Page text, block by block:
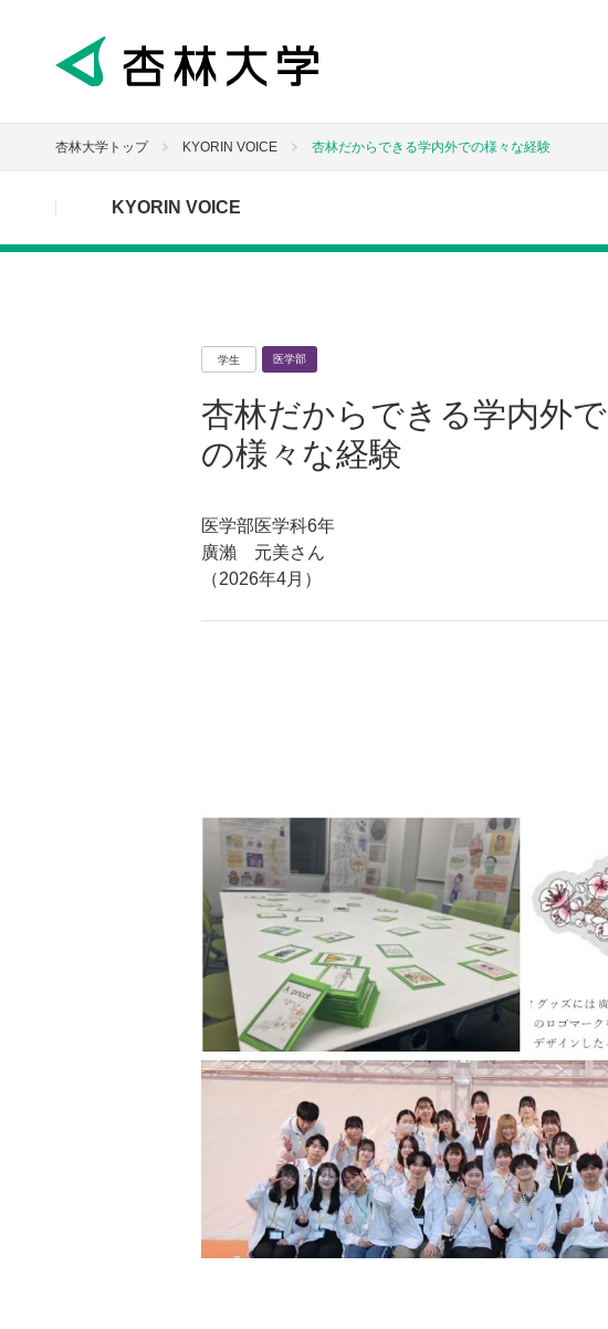
杏林大学トップ KYORIN VOICE 杏林だからできる学内外での様々な経験
KYORIN VOICE
学生 医学部
杏林だからできる学内外で
の様々な経験
医学部医学科6年
廣瀨 元美さん
（2026年4月）